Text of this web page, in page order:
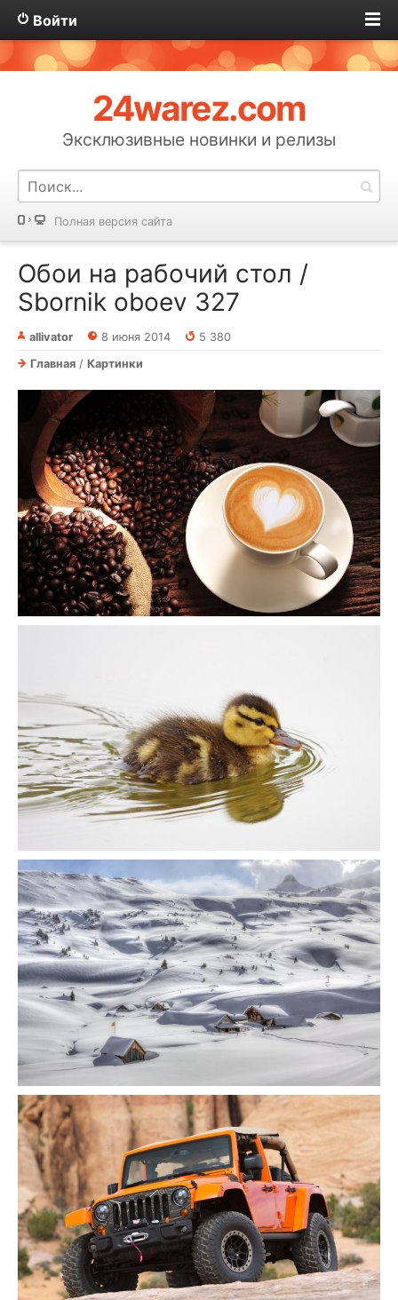
Войти
24warez.com
Эксклюзивные новинки и релизы
Полная версия сайта
Обои на рабочий стол /
Sbornik oboev 327
allivator 8 июня 2014
5 380
Главная / Картинки